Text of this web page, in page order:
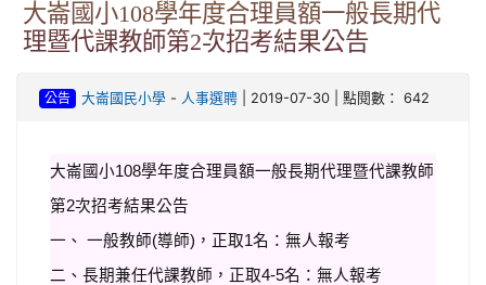
大崙國小108學年度合理員額一般長期代
理暨代課教師第2次招考結果公告
公告 大崙國民小學- 人事選聘| 2019-07-30 | 點閱數： 642
大崙國小108學年度合理員額一般長期代理暨代課教師
第2次招考結果公告
一、 一般教師(導師)，正取1名：無人報考
二、長期兼任代課教師，正取4-5名： 無人報考